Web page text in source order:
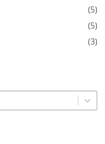
(5)
(5)
(3)